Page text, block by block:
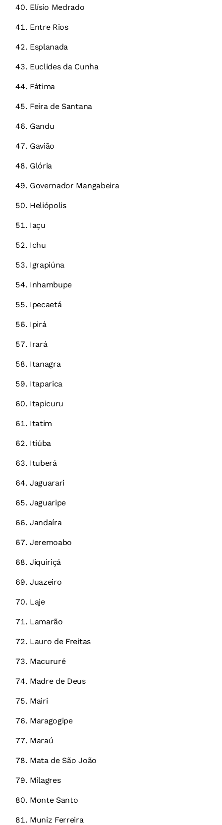
Elísio Medrado
Entre Rios
Esplanada
Euclides da Cunha
Fátima
Feira de Santana
Gandu
Gavião
Glória
Governador Mangabeira
Heliópolis
Iaçu
Ichu
Igrapiúna
Inhambupe
Ipecaetá
Ipirá
Irará
Itanagra
Itaparica
Itapicuru
Itatim
Itiúba
Ituberá
Jaguarari
Jaguaripe
Jandaíra
Jeremoabo
Jiquiriçá
Juazeiro
Laje
Lamarão
Lauro de Freitas
Macururé
Madre de Deus
Mairi
Maragogipe
Maraú
Mata de São João
Milagres
Monte Santo
Muniz Ferreira